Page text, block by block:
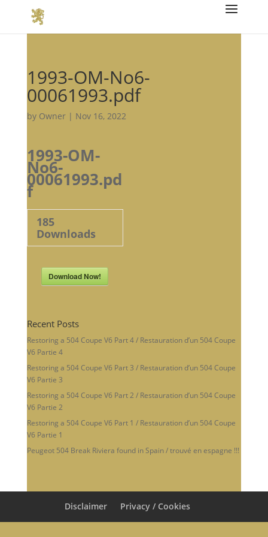
1993-OM-No6-
00061993.pdf
by Owner| Nov 16, 2022
1993-OM-
No6-
00061993.pd
f
185
Downloads
Download Now!
Recent Posts
Restoring a 504 Coupe V6 Part 4 / Restauration d’un 504 Coupe
V6 Partie 4
Restoring a 504 Coupe V6 Part 3 / Restauration d’un 504 Coupe
V6 Partie 3
Restoring a 504 Coupe V6 Part 2 / Restauration d’un 504 Coupe
V6 Partie 2
Restoring a 504 Coupe V6 Part 1 / Restauration d’un 504 Coupe
V6 Partie 1
Peugeot 504 Break Riviera found in Spain / trouvé en espagne !!!
Disclaimer Privacy / Cookies